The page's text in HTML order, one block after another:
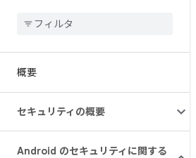
概要
セキュリティの概要
Android のセキュリティに関する